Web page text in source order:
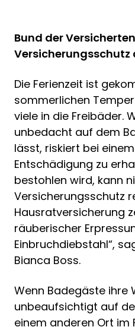
Bund der
Versicherungsschutz
Die Ferienzeit ist
sommerlichen
viele in die Freibäder.
unbedacht auf dem
lässt, riskiert bei
Entschädigung zu
bestohlen wird, kann
Versicherungsschutz
Hausratversicherung
räuberischer
Einbruchdiebstahl“,
Bianca Boss.
Wenn Badegäste ihre
unbeaufsichtigt auf
einem anderen Ort im